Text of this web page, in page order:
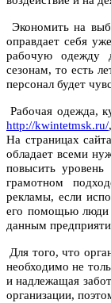
Экономить на
оправдает себя
рабочую одежду
сезонам, то есть
персонал будет
Рабочая одежда,
http://kwintetmsk.ru/
На страницах
обладает всеми
повысить
грамотном
рекламы, если
его помощью люди
данным
Для того, что
необходимо не
и надлежащая
организации,